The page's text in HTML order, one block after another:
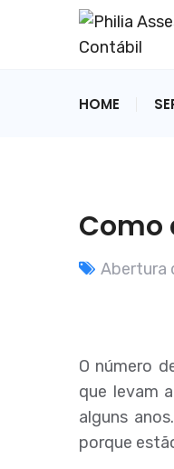
HOME
Como
Abertura
O número
que levam
alguns
porque